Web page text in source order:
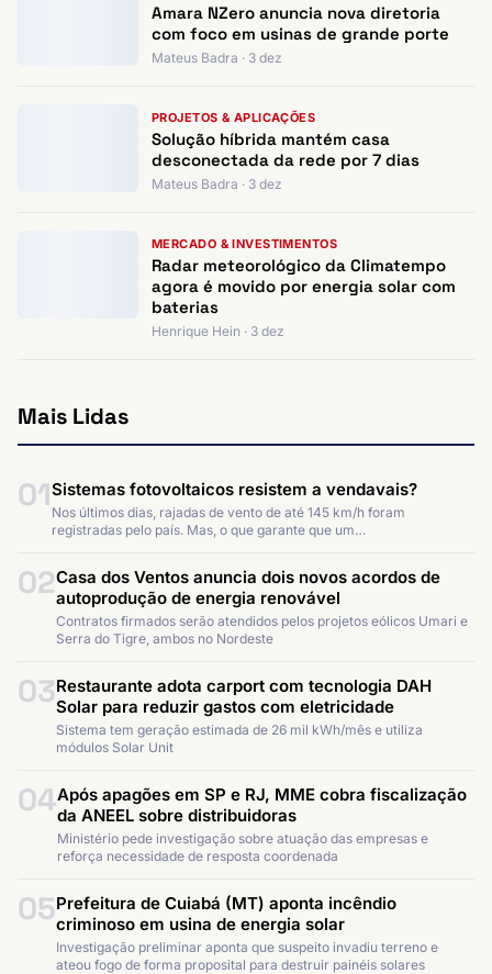
Amara NZero anuncia nova diretoria
com foco em usinas de grande porte
Mateus Badra · 3 dez
PROJETOS & APLICAÇÕES
Solução híbrida mantém casa
desconectada da rede por 7 dias
Mateus Badra · 3 dez
MERCADO & INVESTIMENTOS
Radar meteorológico da Climatempo
agora é movido por energia solar com
baterias
Henrique Hein · 3 dez
Mais Lidas
01Sistemas fotovoltaicos resistem a vendavais?
Nos últimos dias, rajadas de vento de até 145 km/h foram
registradas pelo país. Mas, o que garante que um…
02Casa dos Ventos anuncia dois novos acordos de
autoprodução de energia renovável
Contratos firmados serão atendidos pelos projetos eólicos Umari e
Serra do Tigre, ambos no Nordeste
03Restaurante adota carport com tecnologia DAH
Solar para reduzir gastos com eletricidade
Sistema tem geração estimada de 26 mil kWh/mês e utiliza
módulos Solar Unit
04Após apagões em SP e RJ, MME cobra fiscalização
da ANEEL sobre distribuidoras
Ministério pede investigação sobre atuação das empresas e
reforça necessidade de resposta coordenada
05Prefeitura de Cuiabá (MT) aponta incêndio
criminoso em usina de energia solar
Investigação preliminar aponta que suspeito invadiu terreno e
ateou fogo de forma proposital para destruir painéis solares